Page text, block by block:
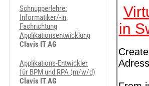
Schnupperlehre:
Informatiker/-in,
Fachrichtung
Applikationsentwicklung
Clavis IT AG
Applikations-Entwickler
für BPM und RPA (m/w/d)
Clavis IT AG